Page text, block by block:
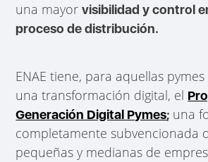
una mayorvisibilidad y control
proceso de distribución.
ENAE tiene, para aquellas
una transformación digital, el
Generación Digital Pymes; una
completamente subvencionada
pequeñas y medianas de